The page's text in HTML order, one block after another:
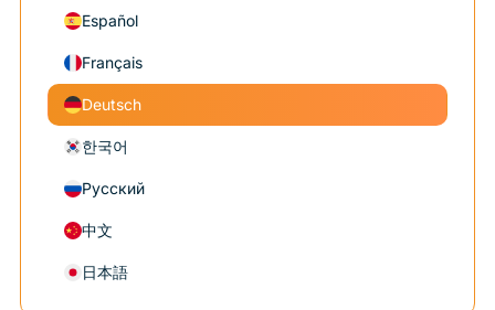
Español
Français
Deutsch
한국어
Русский
中文
日本語